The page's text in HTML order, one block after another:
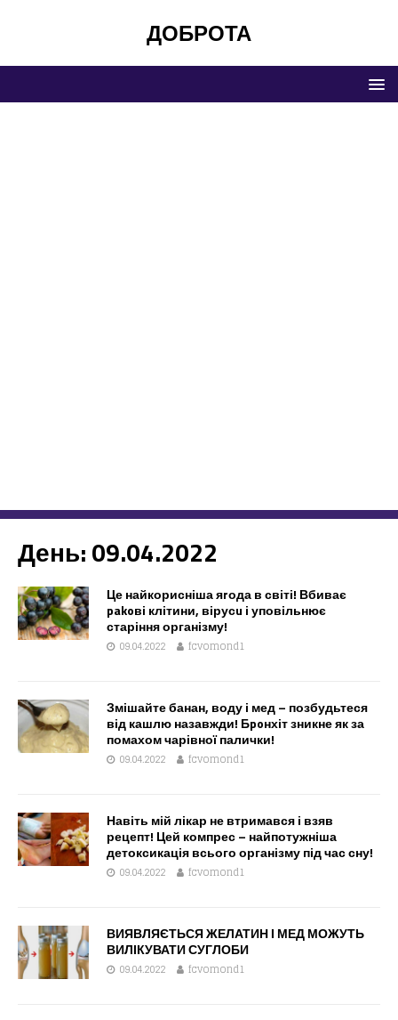
ДОБРОТА
День:09.04.2022
Це найкорисніша яrода в світі! Вбиває
pakoві клітини, вірусu і уповільнює
старіння організму!
09.04.2022 fcvomond1
Змішайте банан, воду і мед – позбудьтеся
від кашлю назавжди! Бpoнхіт зникне як за
помахом чарівної палички!
09.04.2022 fcvomond1
Навіть мій лікар не втримався і взяв
рецепт! Цей компрес – найпотужніша
детоксикація всього організму під час сну!
09.04.2022 fcvomond1
ВИЯВЛЯЄТЬСЯ ЖЕЛАТИН І МЕД МОЖУТЬ
ВИЛІКУВАТИ СУГЛОБИ
09.04.2022 fcvomond1